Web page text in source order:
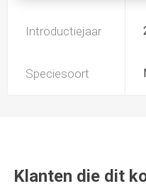
Introductiejaar
Speciesoort
Klanten die dit